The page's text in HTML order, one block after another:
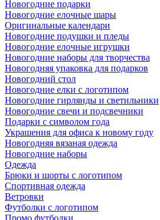
Новогодние подарки
Новогодние елочные шары
Оригинальные календари
Новогодние подушки и пледы
Новогодние елочные игрушки
Новогодние наборы для творчества
Новогодняя упаковка для подарков
Новогодний стол
Новогодние елки с логотипом
Новогодние гирлянды и светильники
Новогодние свечи и подсвечники
Подарки с символом года
Украшения для офиса к новому году
Новогодняя вязаная одежда
Новогодние наборы
Одежда
Брюки и шорты с логотипом
Спортивная одежда
Ветровки
Футболки с логотипом
Промо футболки